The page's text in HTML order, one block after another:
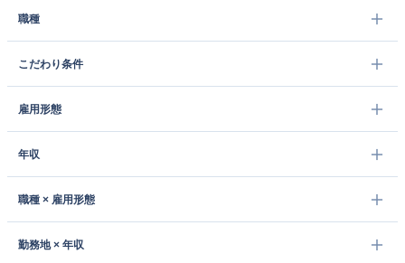
職種
こだわり条件
雇用形態
年収
職種 × 雇用形態
勤務地 × 年収